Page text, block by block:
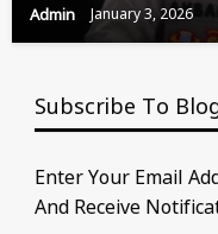
Admin January 3, 2026
Subscribe To
Enter Your Email
And Receive